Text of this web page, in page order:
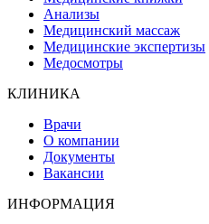
Анализы
Медицинский массаж
Медицинские экспертизы
Медосмотры
КЛИНИКА
Врачи
О компании
Документы
Вакансии
ИНФОРМАЦИЯ